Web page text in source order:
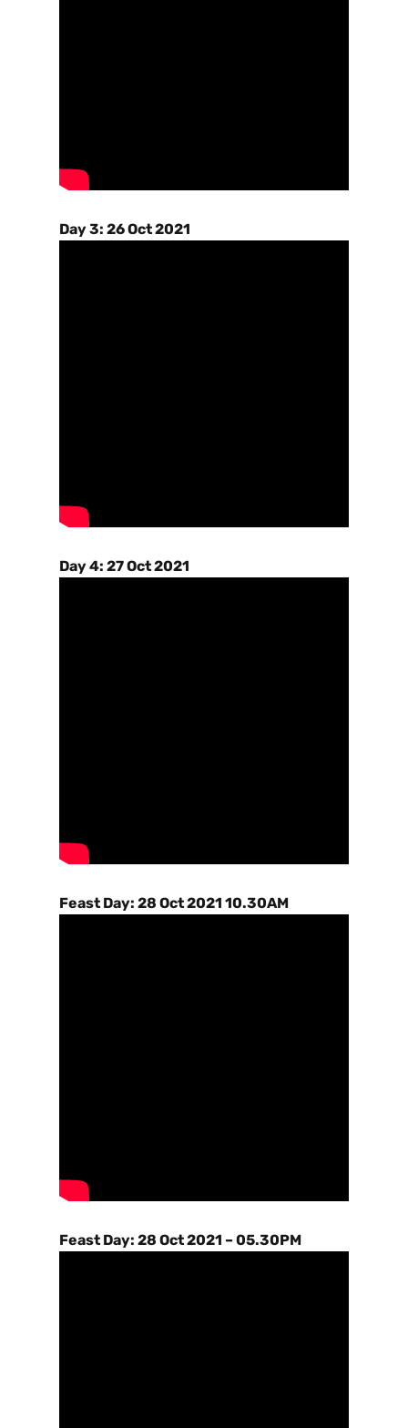
Day 3: 26 Oct 2021
Day 4: 27 Oct 2021
Feast Day: 28 Oct 2021 10.30AM
Feast Day: 28 Oct 2021 – 05.30PM